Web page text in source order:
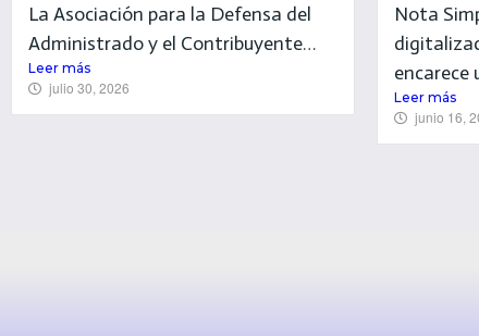
La Asociación para la Defensa del
Administrado y el Contribuyente…
Leer más
julio 30, 2026
Nota
encarece
Leer más
junio 16,